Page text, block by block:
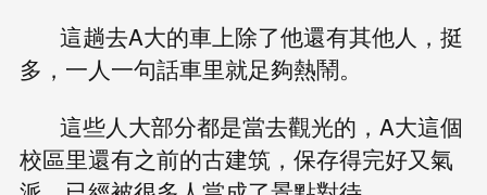
這趟去A大的車上除了他還有其他人，挺
多，一人一句話車里就足夠熱鬧。
這些人大部分都是當去觀光的，A大這個
校區里還有之前的古建筑，保存得完好又氣